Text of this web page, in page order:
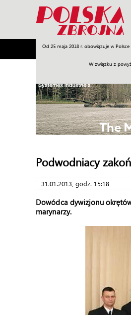
Od 25 maja 2018 r. obowiązuje w
W związku z
Armia Poligon Sprzęt
Podwodniacy
31.01.2013, godz. 15:18
Dowódca dywizjonu
marynarzy.